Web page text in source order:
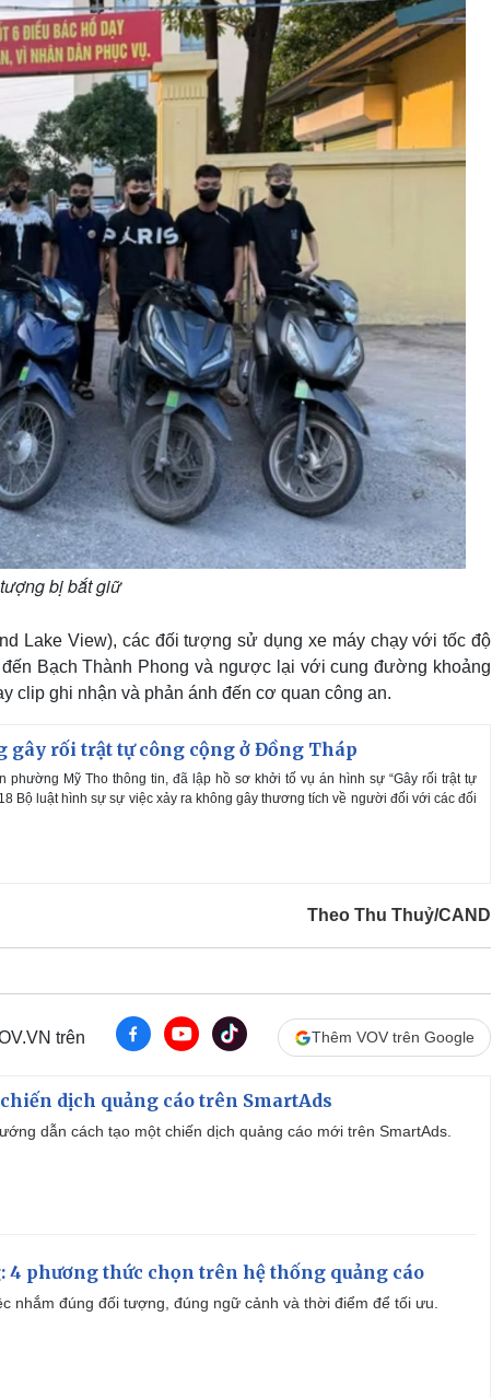
bị bắt giữ
Lake View), các đối tượng sử dụng xe máy chạy với tốc độ
Bạch Thành Phong và ngược lại với cung đường khoảng
clip ghi nhận và phản ánh đến cơ quan công an.
gây rối trật tự công cộng ở Đồng Tháp
phường Mỹ Tho thông tin, đã lập hồ sơ khởi tố vụ án hình sự “Gây rối trật tự
Bộ luật hình sự sự việc xảy ra không gây thương tích về người đối với các đối
Theo Thu Thuỷ/CAND
trên Thêm VOV trên Google
dịch quảng cáo trên SmartAds
dẫn cách tạo một chiến dịch quảng cáo mới trên SmartAds.
4 phương thức chọn trên hệ thống quảng cáo
nhắm đúng đối tượng, đúng ngữ cảnh và thời điểm để tối ưu.